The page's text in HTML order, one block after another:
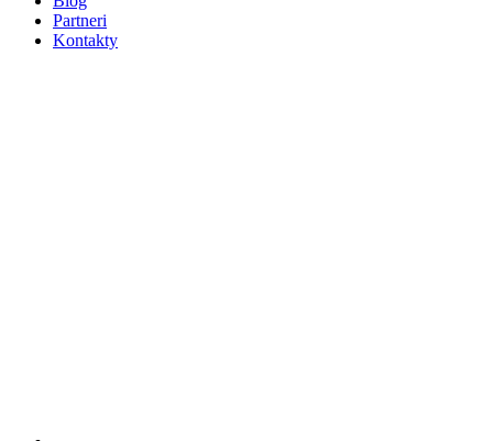
Partneri
Kontakty